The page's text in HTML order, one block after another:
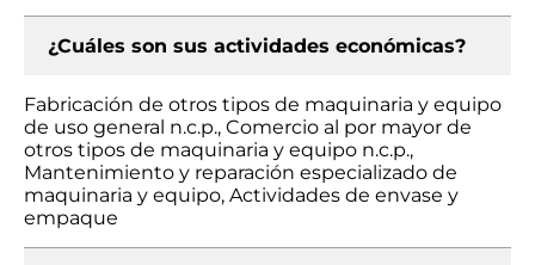
¿Cuáles son sus actividades económicas?
Fabricación de otros tipos de maquinaria y equipo
de uso general n.c.p., Comercio al por mayor de
otros tipos de maquinaria y equipo n.c.p.,
Mantenimiento y reparación especializado de
maquinaria y equipo, Actividades de envase y
empaque